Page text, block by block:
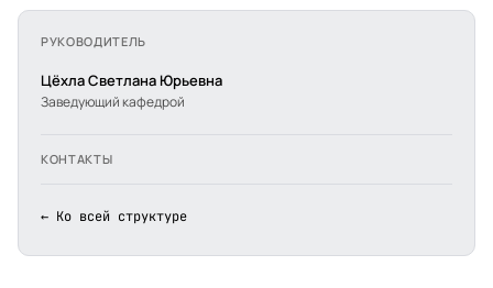
РУКОВОДИТЕЛЬ
Цёхла Светлана Юрьевна
Заведующий кафедрой
КОНТАКТЫ
← Ко всей структуре